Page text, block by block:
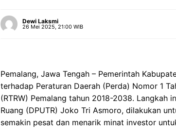
Dewi Laksmi
26 Mei 2025, 21:00 WIB
Pemalang, Jawa Tengah – Pemerintah
terhadap Peraturan Daerah (Perda) Nomor 1
(RTRW) Pemalang tahun 2018-2038. Langkah
Ruang (DPUTR) Joko Tri Asmoro, dilakukan
semakin pesat dan menarik minat investor